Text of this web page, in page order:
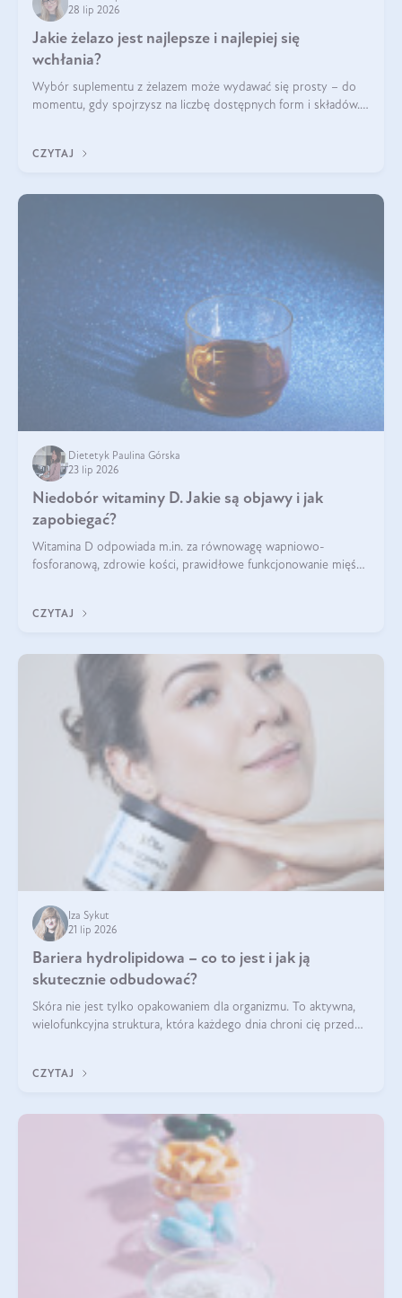
28 lip 2026
Jakie żelazo jest najlepsze i najlepiej się
wchłania?
Wybór suplementu z żelazem może wydawać się prosty – do
momentu, gdy spojrzysz na liczbę dostępnych form i składów.
zawierać suplement?
CZYTAJ
Dietetyk Paulina Górska
23 lip 2026
Niedobór witaminy D. Jakie są objawy i jak
zapobiegać?
Witamina D odpowiada m.in. za równowagę wapniowo-
fosforanową, zdrowie kości, prawidłowe funkcjonowanie mięśni
problemem.
CZYTAJ
Iza Sykut
21 lip 2026
Bariera hydrolipidowa – co to jest i jak ją
skutecznie odbudować?
Skóra nie jest tylko opakowaniem dla organizmu. To aktywna,
wielofunkcyjna struktura, która każdego dnia chroni cię przed
bariera hydrolipidowa.
CZYTAJ